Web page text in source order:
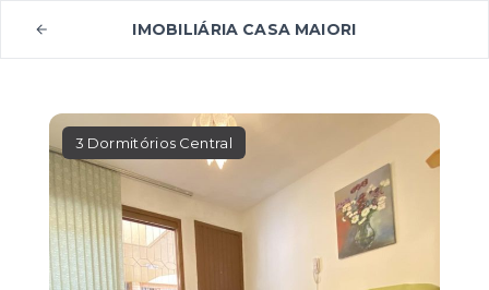
IMOBILIÁRIA CASA MAIORI
3 Dormitórios Central